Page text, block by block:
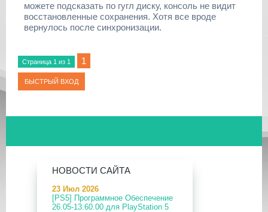
можете подсказать по гугл диску, консоль не видит
восстановленные сохранения. Хотя все вроде
вернулось после синхронизации.
Страница 1 из 1 1
НОВОСТИ САЙТА
23 Июл 2026
[PS5] Программное Обеспечение
26.05-13.60.00 для PlayStation 5